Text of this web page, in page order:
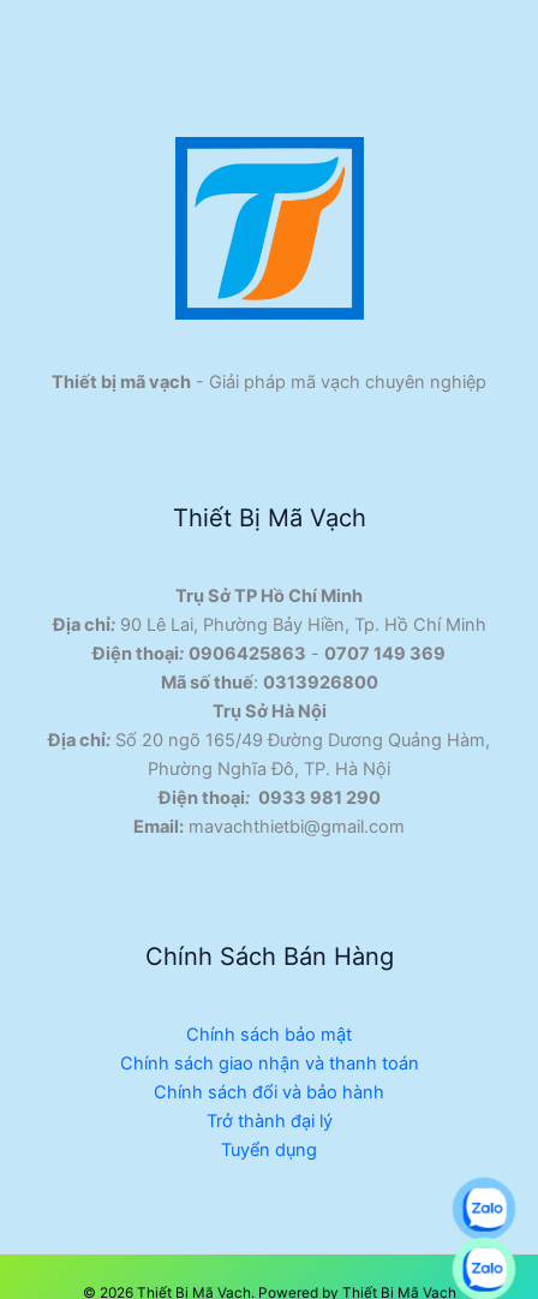
Thiết bị mã vạch - Giải pháp mã vạch chuyên nghiệp
Thiết Bị Mã Vạch
Trụ Sở TP Hồ Chí Minh
Địa chỉ:90 Lê Lai, Phường Bảy Hiền, Tp. Hồ Chí Minh
Điện thoại: 0906425863 - 0707 149 369
Mã số thuế: 0313926800
Trụ Sở Hà Nội
Địa chỉ: Số 20 ngõ 165/49 Đường Dương Quảng Hàm,
Phường Nghĩa Đô, TP. Hà Nội
Điện thoại: 0933 981 290
Email: mavachthietbi@gmail.com
Chính Sách Bán Hàng
Chính sách bảo mật
Chính sách giao nhận và thanh toán
Chính sách đổi và bảo hành
Trở thành đại lý
Tuyển dụng
© 2026 Thiết Bị Mã Vạch. Powered by Thiết Bị Mã Vạch